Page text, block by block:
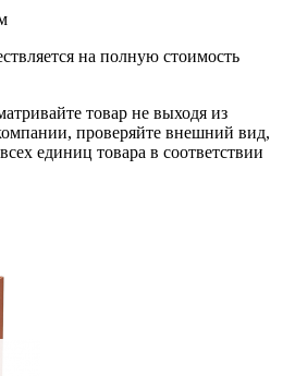
на полную стоимость
товар не выходя из
проверяйте внешний вид,
единиц товара в соответствии